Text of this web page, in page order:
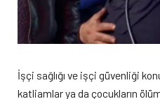
İşçi sağlığı ve işçi güvenliği
katliamlar ya da çocukların